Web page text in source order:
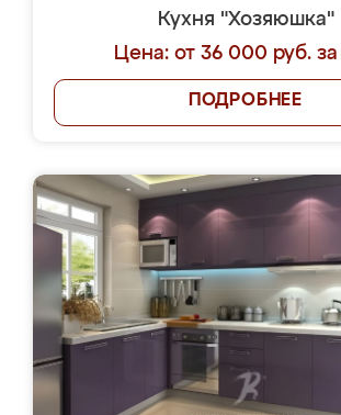
Кухня "Хозяюшка"
Цена: от 36 000 руб.
ПОДРОБНЕЕ